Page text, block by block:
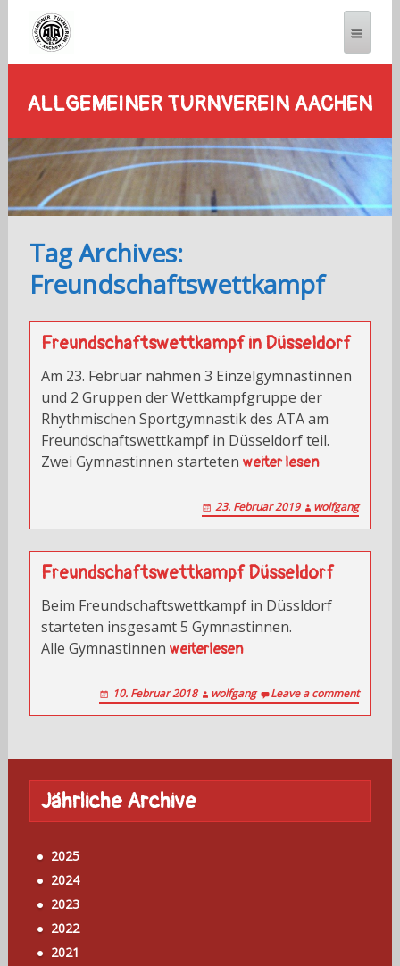
ALLGEMEINER TURNVEREIN AACHEN
Tag Archives:
Freundschaftswettkampf
Freundschaftswettkampf in Düsseldorf
Am 23. Februar nahmen 3 Einzelgymnastinnen
und 2 Gruppen der Wettkampfgruppe der
Rhythmischen Sportgymnastik des ATA am
Freundschaftswettkampf in Düsseldorf teil.
Zwei Gymnastinnen starteten weiter lesen
23. Februar 2019 wolfgang
Freundschaftswettkampf Düsseldorf
Beim Freundschaftswettkampf in Düssldorf
starteten insgesamt 5 Gymnastinnen.
Alle Gymnastinnen weiterlesen
10. Februar 2018 wolfgang Leave a comment
Jährliche Archive
2025
2024
2023
2022
2021